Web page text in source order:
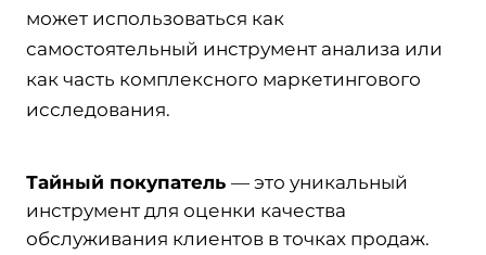
может использоваться как
самостоятельный инструмент анализа или
как часть комплексного маркетингового
исследования.
Тайный покупатель — это уникальный
инструмент для оценки качества
обслуживания клиентов в точках продаж.